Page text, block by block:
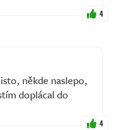
4
někde naslepo,
doplácal do
4